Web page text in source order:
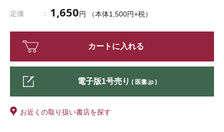
定価 1,650円 （本体1,500円+税）
カートに入れる
電子版1号売り ( 医書.jp )
お近くの取り扱い書店を探す